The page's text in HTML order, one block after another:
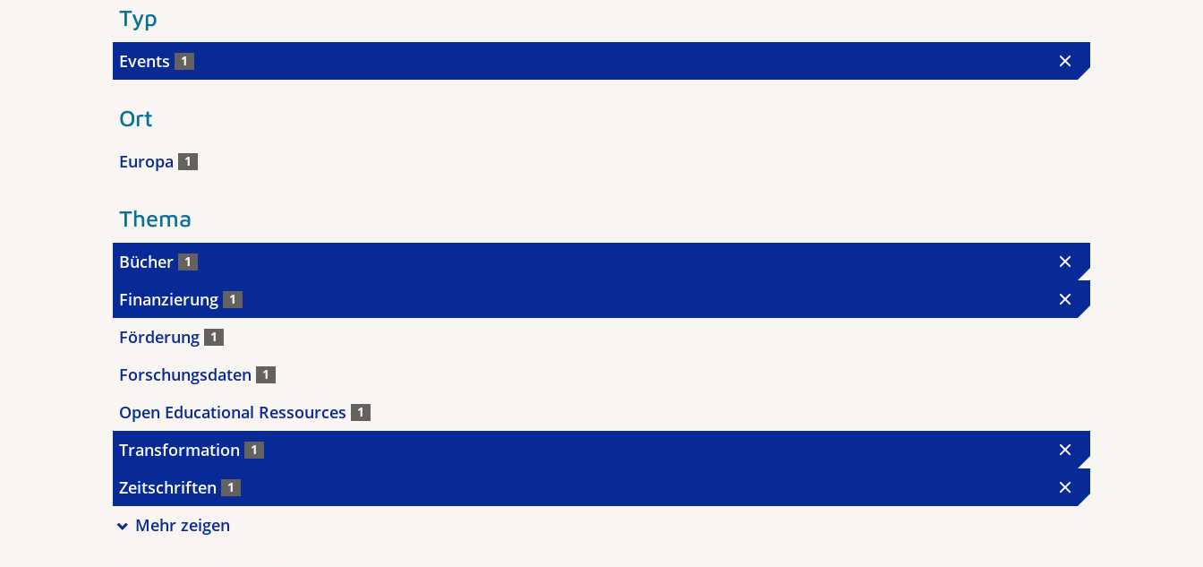
Typ
Events 1
Ort
Europa 1
Thema
Bücher 1
Finanzierung 1
Förderung 1
Forschungsdaten 1
Open Educational Ressources 1
Transformation 1
Zeitschriften 1
Mehr zeigen